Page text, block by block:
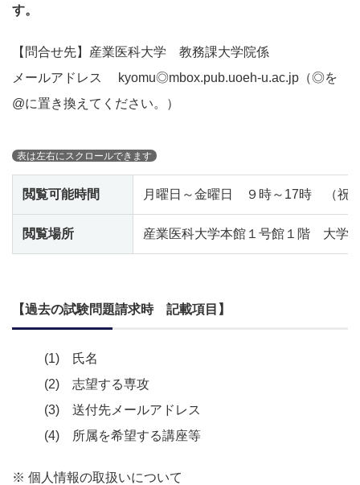
す。
【問合せ先】産業医科大学 教務課大学院係
メールアドレス
kyomu◎mbox.pub.uoeh-u.ac.jp（◎を
@に置き換えてください。）
閲覧可能時間 月曜日～金曜日 ９時～17時 （祝
閲覧場所 産業医科大学本館１号館１階 大学
【過去の試験問題請求時 記載項目】
(1)
氏名
(2) 志望する専攻
(3) 送付先 メールアドレス
(4) 所属を希望する講座等
※ 個人情報の取扱いについて